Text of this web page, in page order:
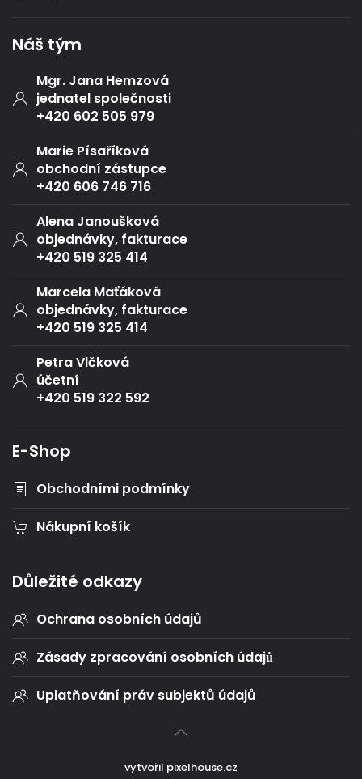
Náš tým
Mgr. Jana Hemzová
jednatel společnosti
+420 602 505 979
Marie Písaříková
obchodní zástupce
+420 606 746 716
Alena Janoušková
objednávky, fakturace
+420 519 325 414
Marcela Maťáková
objednávky, fakturace
+420 519 325 414
Petra Vlčková
účetní
+420 519 322 592
E-Shop
Obchodními podmínky
Nákupní košík
Důležité odkazy
Ochrana osobních údajů
Zásady zpracování osobních údajů
Uplatňování práv subjektů údajů
vytvořil pixelhouse.cz